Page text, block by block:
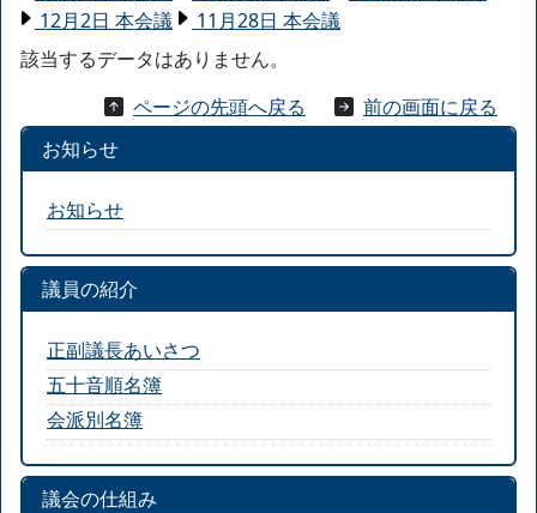
12月2日 本会議
11月28日 本会議
該当するデータはありません。
ページの先頭へ戻る
前の画面に戻る
お知らせ
お知らせ
議員の紹介
正副議長あいさつ
五十音順名簿
会派別名簿
議会の仕組み